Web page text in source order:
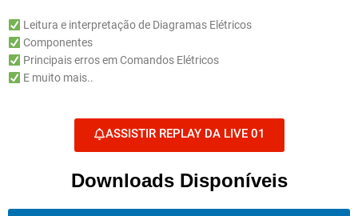
Leitura e interpretação de Diagramas Elétricos
Componentes
Principais erros em Comandos Elétricos
E muito mais..
ASSISTIR REPLAY DA LIVE 01
Downloads Disponíveis